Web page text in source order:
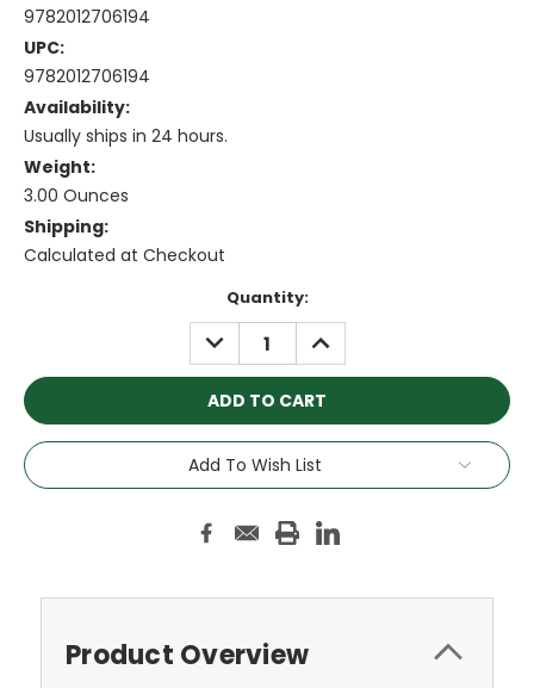
9782012706194
UPC:
9782012706194
Availability:
Usually ships in 24 hours.
Weight:
3.00 Ounces
Shipping:
Calculated at Checkout
Quantity:
DECREASE
QUANTITY:
INCREASE
QUANTITY:
Add To Wish List
Product Overview